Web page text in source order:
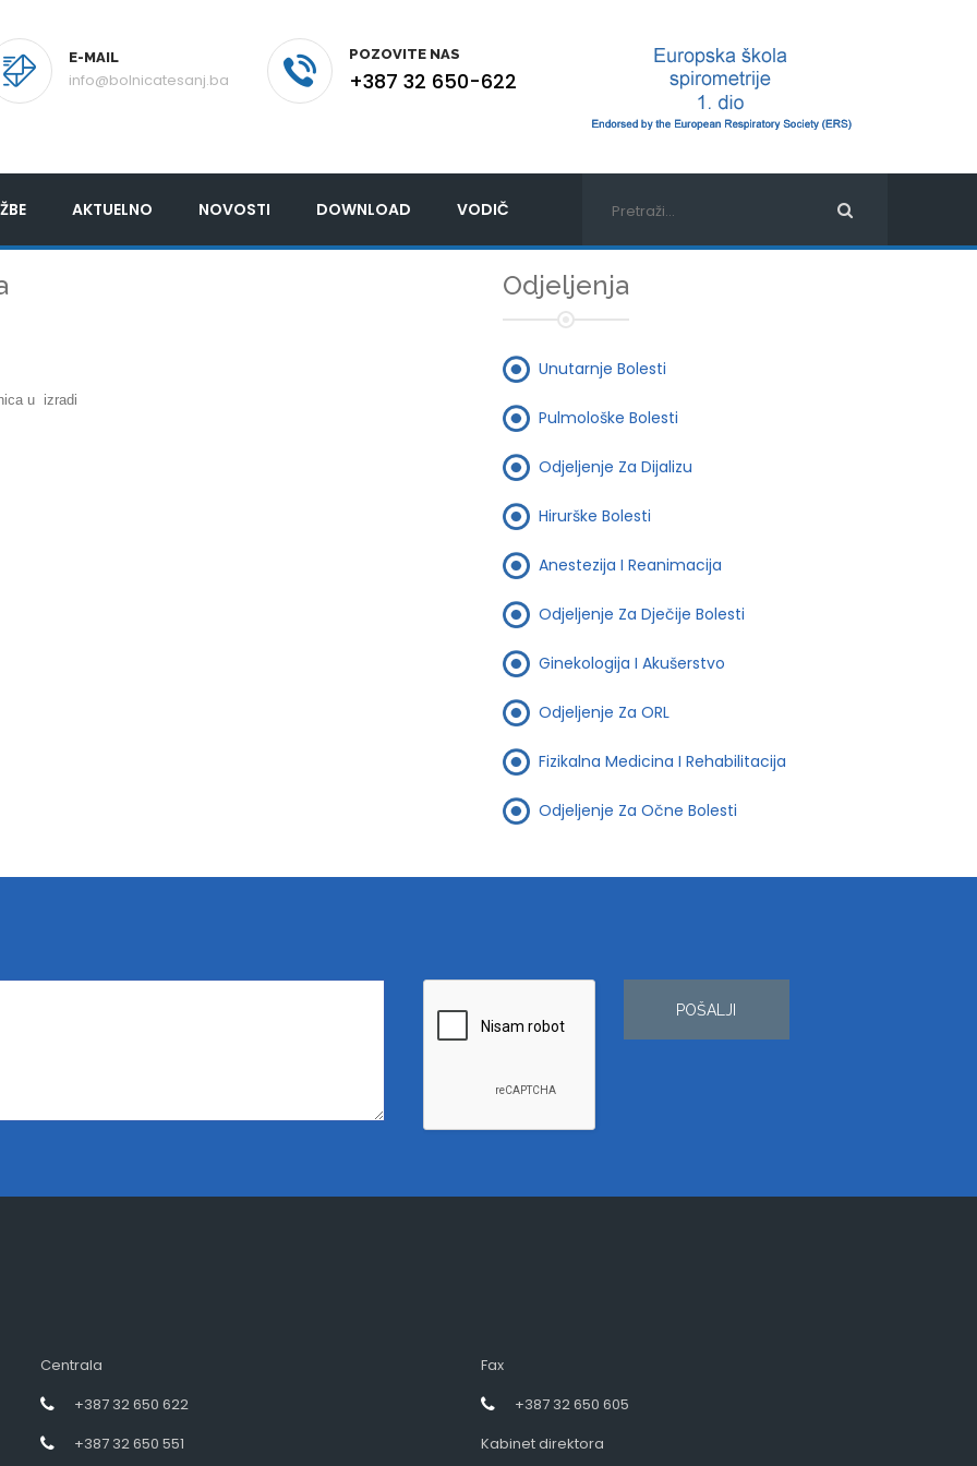
E-MAIL
info@bolnicatesanj.ba
POZOVITE NAS
+387 32 650-622
AKTUELNO NOVOSTI DOWNLOAD VODIČ
u izradi
Odjeljenja
Unutarnje Bolesti
Pulmološke Bolesti
Odjeljenje Za Dijalizu
Hirurške Bolesti
Anestezija I Reanimacija
Odjeljenje Za Dječije Bolesti
Ginekologija I Akušerstvo
Odjeljenje Za ORL
Fizikalna Medicina I Rehabilitacija
Odjeljenje Za Očne Bolesti
POŠALJI
Centrala
+387 32 650 622
+387 32 650 551
Fax
+387 32 650 605
Kabinet direktora